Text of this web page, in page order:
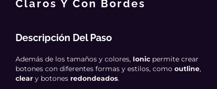
Claros Y Con Bordes
Descripción Del Paso
Además de los tamaños y colores, Ionic permite crear
botones con diferentes formas y estilos, comooutline,
clear y botones redondeados.